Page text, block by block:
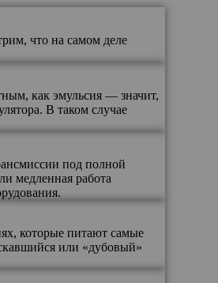
что на самом деле
как эмульсия — значит,
В таком случае
под полной
медленная работа
которые питают самые
или «дубовый»